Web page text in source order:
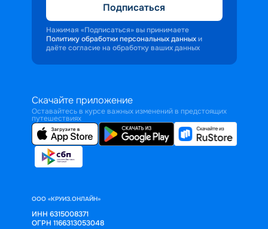
Подписаться
Нажимая «Подписаться» вы принимаете
Политику обработки персональных данных и
даёте согласие на обработку ваших данных
Скачайте приложение
Оставайтесь в курсе важных изменений в предстоящих
путешествиях
ООО «КРУИЗ.ОНЛАЙН»
ИНН 6315008371
ОГРН 1166313053048